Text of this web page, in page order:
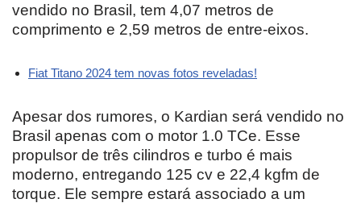
vendido no Brasil, tem 4,07 metros de
comprimento e 2,59 metros de entre-eixos.
Fiat Titano 2024 tem novas fotos reveladas!
Apesar dos rumores, o Kardian será vendido no
Brasil apenas com o motor 1.0 TCe. Esse
propulsor de três cilindros e turbo é mais
moderno, entregando 125 cv e 22,4 kgfm de
torque. Ele sempre estará associado a um